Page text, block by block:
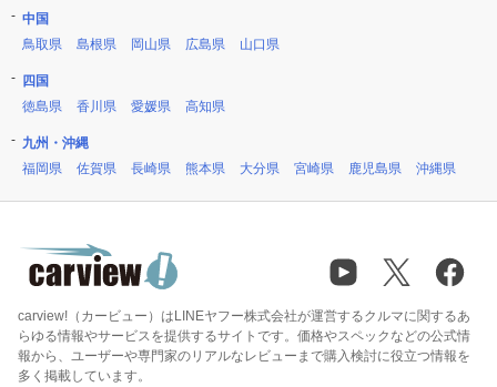
中国
鳥取県
島根県 岡山県 広島県 山口県
四国
徳島県
香川県 愛媛県 高知県
九州・沖縄
福岡県
佐賀県 長崎県 熊本県 大分県 宮崎県 鹿児島県 沖縄県
carview!（カービュー）はLINEヤフー株式会社が運営するクルマに関するあ
らゆる情報やサービスを提供するサイトです。価格やスペックなどの公式情
報から、ユーザーや専門家のリアルなレビューまで購入検討に役立つ情報を
多く掲載しています。